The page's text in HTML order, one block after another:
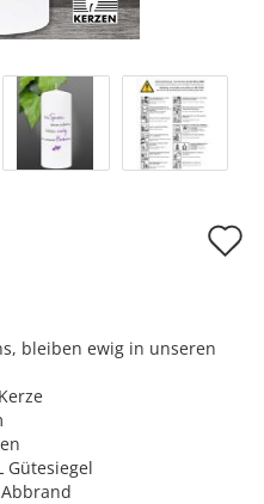
bleiben ewig in unseren
Gütesiegel